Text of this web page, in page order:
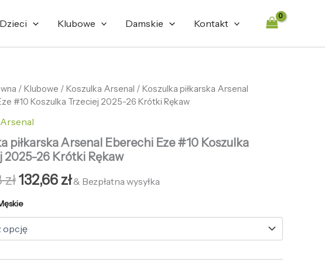
Dzieci Klubowe Damskie Kontakt
/ Klubowe / Koszulka Arsenal / Koszulka piłkarska Arsenal
#10 Koszulka Trzeciej 2025-26 Krótki Rękaw
piłkarska Arsenal Eberechi Eze #10 Koszulka
2025-26 Krótki Rękaw
zł
Pierwotna
wynosiła:
472,68 zł.
132,66 zł
Aktualna
wynosi:
132,66 zł.
& Bezpłatna wysyłka